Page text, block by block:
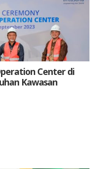
Center di
Kawasan